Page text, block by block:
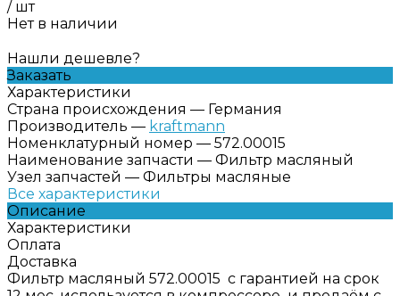
/ шт
Нет в наличии
Нашли дешевле?
Заказать
Характеристики
Страна происхождения — Германия
Производитель — kraftmann
Номенклатурный номер — 572.00015
Наименование запчасти — Фильтр масляный
Узел запчастей — Фильтры масляные
Все характеристики
Описание
Характеристики
Оплата
Доставка
Фильтр масляный 572.00015 с гарантией на срок